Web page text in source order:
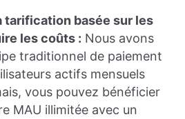
tarification basée sur les
les coûts : Nous avons
traditionnel de paiement
actifs mensuels
vous pouvez bénéficier
MAU illimitée avec un